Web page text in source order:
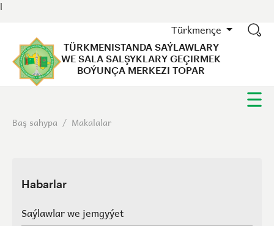
l
Türkmençe
TÜRKMENISTANDA SAÝLAWLARY
WE SALA SALŞYKLARY GEÇIRMEK
BOÝUNÇA MERKEZI TOPAR
Baş sahypa / Makalalar
Habarlar
Saýlawlar we jemgyýet